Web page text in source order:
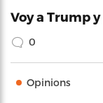
Voy a Trump
0
Opinions